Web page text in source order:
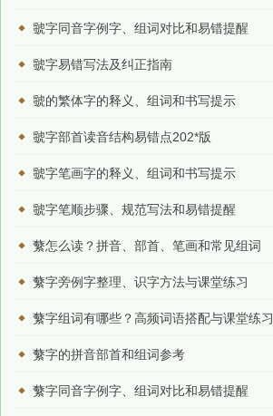
虢字同音字例字、组词对比和易错提醒
虢字易错写法及纠正指南
虢的繁体字的释义、组词和书写提示
虢字部首读音结构易错点202*版
虢字笔画字的释义、组词和书写提示
虢字笔顺步骤、规范写法和易错提醒
蘩怎么读？拼音、部首、笔画和常见组词
蘩字旁例字整理、识字方法与课堂练习
蘩字组词有哪些？高频词语搭配与课堂练习
蘩字的拼音部首和组词参考
蘩字同音字例字、组词对比和易错提醒